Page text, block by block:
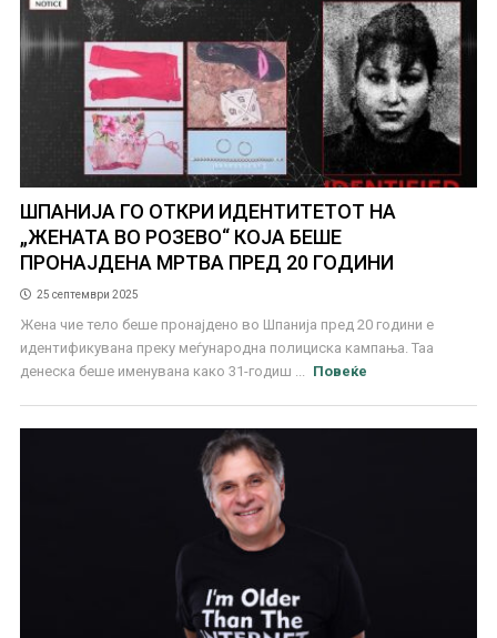
ШПАНИЈА ГО ОТКРИ ИДЕНТИТЕТОТ НА
„ЖЕНАТА ВО РОЗЕВО“ КОЈА БЕШЕ
ПРОНАЈДЕНА МРТВА ПРЕД 20 ГОДИНИ
25 септември 2025
Жена чие тело беше пронајдено во Шпанија пред 20 години е
идентификувана преку меѓународна полициска кампања. Таа
денеска беше именувана како 31-годиш ...
Повеќе